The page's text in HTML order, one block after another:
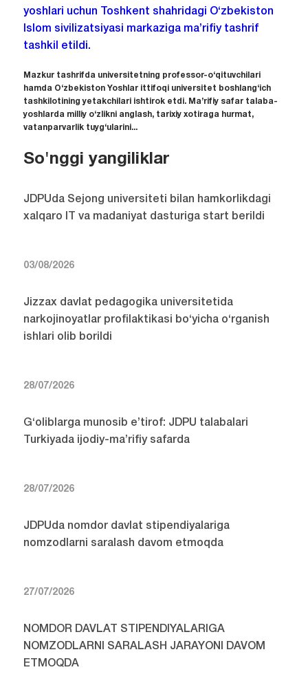
yoshlari uchun Toshkent shahridagi O‘zbekiston
Islom sivilizatsiyasi markaziga ma’rifiy tashrif
tashkil etildi.
Mazkur tashrifda universitetning professor-o‘qituvchilari
hamda O‘zbekiston Yoshlar ittifoqi universitet boshlang‘ich
tashkilotining yetakchilari ishtirok etdi. Ma’rifiy safar talaba-
yoshlarda milliy o‘zlikni anglash, tarixiy xotiraga hurmat,
vatanparvarlik tuyg‘ularini...
So'nggi yangiliklar
JDPUda Sejong universiteti bilan hamkorlikdagi
xalqaro IT va madaniyat dasturiga start berildi
03/08/2026
Jizzax davlat pedagogika universitetida
narkojinoyatlar profilaktikasi bo‘yicha o‘rganish
ishlari olib borildi
28/07/2026
G‘oliblarga munosib e’tirof: JDPU talabalari
Turkiyada ijodiy-ma’rifiy safarda
28/07/2026
JDPUda nomdor davlat stipendiyalariga
nomzodlarni saralash davom etmoqda
27/07/2026
NOMDOR DAVLAT STIPENDIYALARIGA
NOMZODLARNI SARALASH JARAYONI DAVOM
ETMOQDA